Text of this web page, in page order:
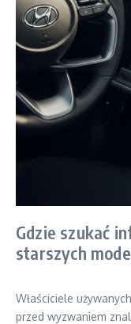
Gdzie szukać
starszych
Właściciele
przed wyzwaniem